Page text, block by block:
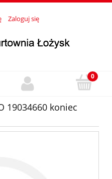
Zaloguj się
19034660 koniec